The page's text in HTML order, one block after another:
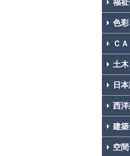
福
色
ＣＡ
土木
日
西
建築
空